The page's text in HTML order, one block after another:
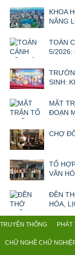
KHOA
NĂNG
TOÀN
5/2026:
SINH:
MẶT
ĐOẠN
CHỢ
TỔ
VĂN
ĐỀN
HÓA,
TRUYỀN THỐNG PHÁT
CHỮ NGHỀ CHỮ